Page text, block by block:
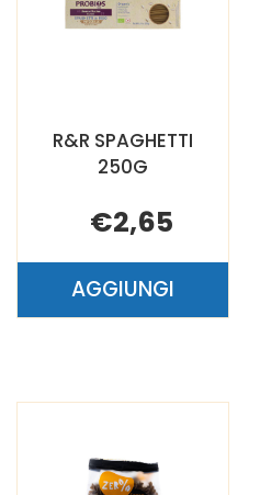
R&R SPAGHETTI
250G
€2,65
AGGIUNGIAGGIUNGI R&R